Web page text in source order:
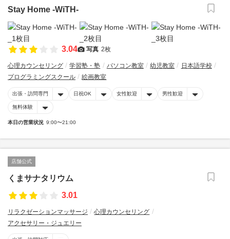
Stay Home -WiTH-
3.04 写真 2枚
心理カウンセリング 学習塾・塾 パソコン教室 幼児教室
日本語学校
プログラミングスクール
絵画教室
出張・訪問専門 日祝OK 女性歓迎 男性歓迎
無料体験
本日の営業状況 9:00〜21:00
店舗公式
くまサナタリウム
3.01
リラクゼーションマッサージ
心理カウンセリング
アクセサリー・ジュエリー